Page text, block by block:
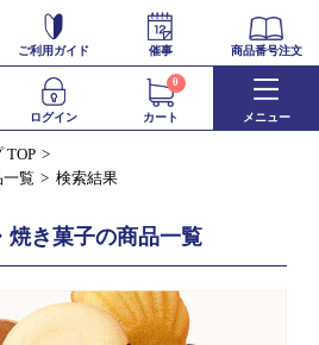
ご利用ガイド 催事 商品番号注文
ログイン カート
0
メニュー
TOP
覧
検索結果
焼き菓子の商品一覧